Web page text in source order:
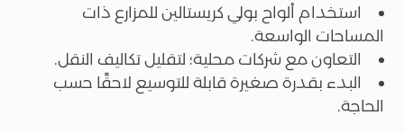
استخدام ألواح بولي كريستالين للمزارع ذات
المساحات الواسعة.
التعاون مع شركات محلية؛ لتقليل تكاليف النقل.
البدء بقدرة صغيرة قابلة للتوسيع لاحقًا حسب
الحاجة.